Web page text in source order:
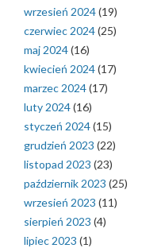
wrzesień 2024(19)
czerwiec 2024(25)
maj 2024(16)
kwiecień 2024(17)
marzec 2024(17)
luty 2024(16)
styczeń 2024(15)
grudzień 2023 (22)
listopad 2023 (23)
październik 2023 (25)
wrzesień 2023 (11)
sierpień 2023 (4)
lipiec 2023 (1)